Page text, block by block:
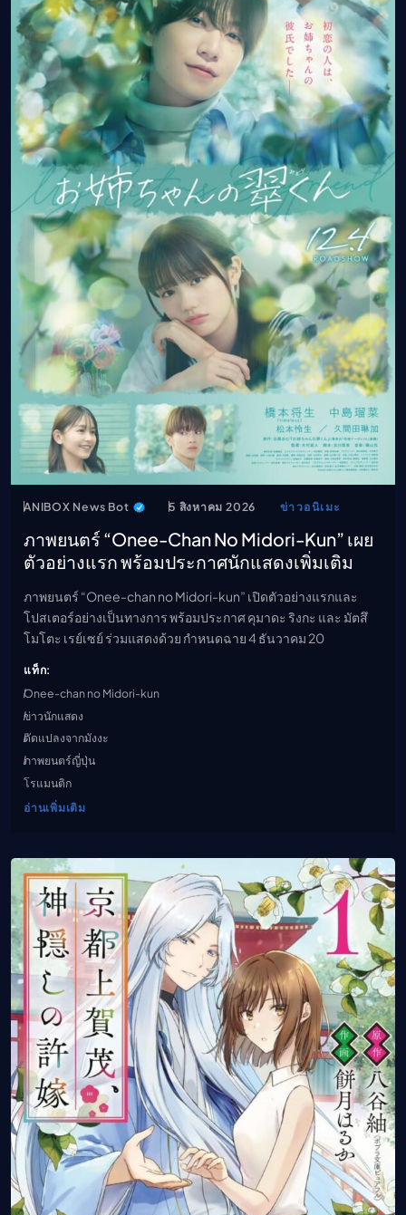
ANIBOX News Bot 5 สิงหาคม 2026 ข่าวอนิเมะ
ภาพยนตร์ “Onee-Chan No Midori-Kun” เผย
ตัวอย่างแรก พร้อมประกาศนักแสดงเพิ่มเติม
ภาพยนตร์ “Onee-chan no Midori-kun” เปิดตัวอย่างแรกและ
โปสเตอร์อย่างเป็นทางการ พร้อมประกาศ คุมาดะ ริงกะ และ มัตสึ
โมโตะ เรย์เซย์ ร่วมแสดงด้วย กำหนดฉาย 4 ธันวาคม 20
แท็ก:
Onee-chan no Midori-kun
ข่าวนักแสดง
ดัดแปลงจากมังงะ
ภาพยนตร์ญี่ปุ่น
โรแมนติก
อ่านเพิ่มเติม